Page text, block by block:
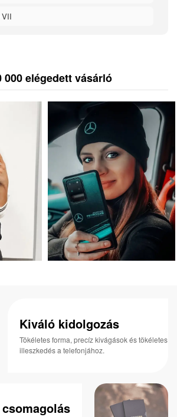
000 elégedett vásárló
Kiváló kidolgozás
Tökéletes forma, precíz kivágások és tökéletes
illeszkedés a telefonjához.